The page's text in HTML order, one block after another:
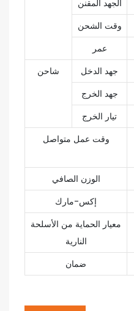
الجهد المقنن
وقت الشحن
عمر
شاحن
جهد الدخل
جهد الخرج
تيار الخرج
وقت عمل متواصل
الوزن الصافي
إكس-مارك
معيار الحماية من الأسلحة
النارية
ضمان